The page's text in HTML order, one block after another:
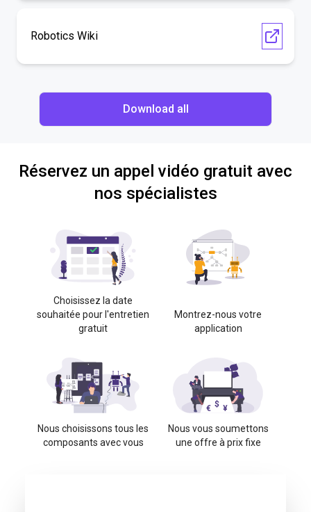
Robotics Wiki
Download all
Réservez un appel vidéo gratuit avec
nos spécialistes
Choisissez la date
souhaitée pour l'entretien
gratuit
Montrez-nous votre
application
Nous choisissons tous les
composants avec vous
Nous vous soumettons
une offre à prix fixe